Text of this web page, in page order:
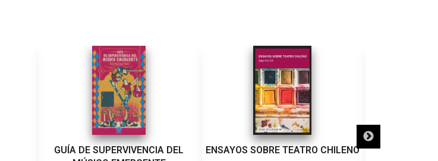
GUÍA DE SUPERVIVENCIA DEL
ENSAYOS SOBRE TEATRO CHILENO EL CAMINO